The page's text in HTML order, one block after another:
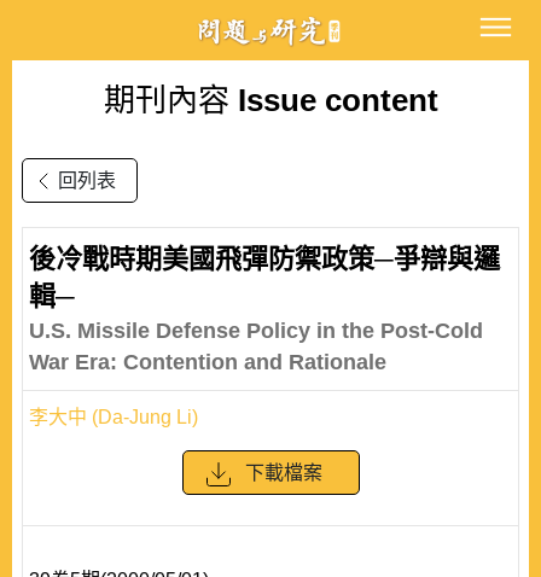
期刊內容 Issue content
回列表
後冷戰時期美國飛彈防禦政策─爭辯與邏
輯─
U.S. Missile Defense Policy in the Post-Cold
War Era: Contention and Rationale
李大中 (Da-Jung Li)
下載檔案